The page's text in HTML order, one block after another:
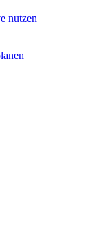
nutzen